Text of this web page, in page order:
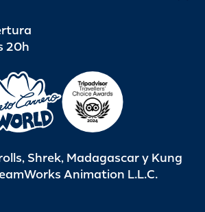
20h
Shrek, Madagascar y Kung
Animation L.L.C.